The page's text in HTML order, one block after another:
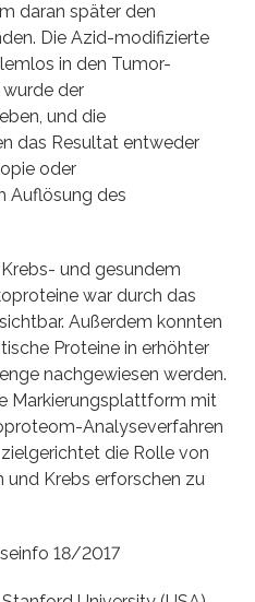
daran später den
Die Azid-modifizierte
in den Tumor-
der
und die
das Resultat entweder
oder
Auflösung des
und gesundem
war durch das
Außerdem konnten
Proteine in erhöhter
nachgewiesen werden.
Markierungsplattform mit
Analyseverfahren
die Rolle von
und Krebs erforschen zu
18/2017